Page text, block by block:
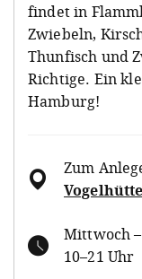
findet in
Zwiebeln,
Thunfisch und
Richtige. Ein
Hamburg!
Zum
Mittwoch –
10–21 Uhr